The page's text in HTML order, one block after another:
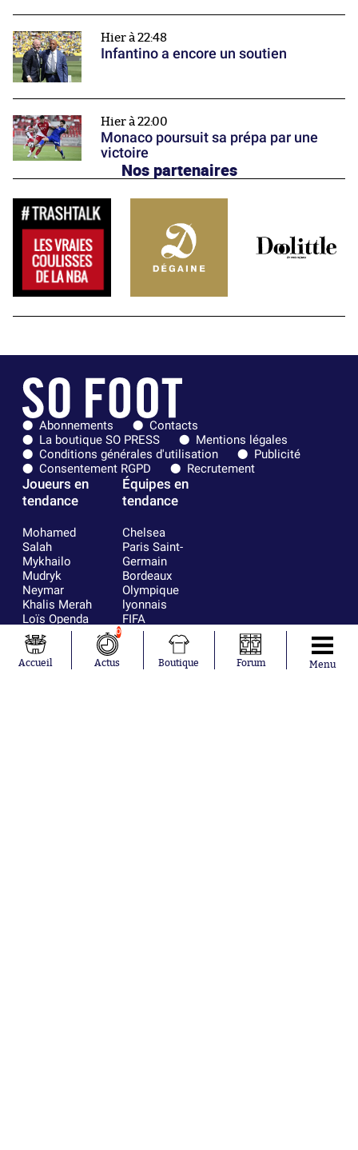
Hier à 22:48
Infantino a encore un soutien
Hier à 22:00
Monaco poursuit sa prépa par une
victoire
Nos partenaires
Abonnements
Contacts
La boutique SO PRESS
Mentions légales
Conditions générales d'utilisation
Publicité
Consentement RGPD
Recrutement
Joueurs en
tendance
Mohamed
Salah
Mykhailo
Mudryk
Neymar
Khalis Merah
Loïs Openda
Moussa
Niakhaté
Nicolás
Équipes en
tendance
Chelsea
Paris Saint-
Germain
Bordeaux
Olympique
lyonnais
FIFA
Real Madrid
RC Strasbourg
AC Milan
Accueil
0
Actus Boutique Forum Menu